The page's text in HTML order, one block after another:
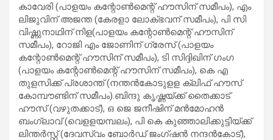
കാവേരി (പാളയം കന്റോണ്‍മെന്റ് ഹൗസിന് സമീപം), എം
ലിജുവിന് അജന്ത (കേരളാ ലോക്ഭവന് സമീപം), പി സി
വിഷ്ണുനാഥിന് നിള(പാളയം കന്റോണ്‍മെന്റ് ഹൗസിന്
സമീപം), റോജി എം ജോണിന് ഗ്രേസ് (പാളയം
കന്റോണ്‍മെന്റ് ഹൗസിന് സമീപം), ടി സിദ്ദിഖിന് ഗംഗ
(പാളയം കന്റോണ്‍മെന്റ് ഹൗസിന് സമീപം), കെ എ
തുളസിക്ക് പ്രശാന്ത് (നന്തന്‍കോടുളള ക്ലിഫ് ഹൗസ്
കോമ്പൗണ്ടിന് സമീപം).ബിന്ദു കൃഷ്ണയ്ക്ക് തൈക്കാട്
ഹൗസ് (വഴുതക്കാട്), ഒ ജെ ജനീഷിന് മന്‍മോഹന്‍
ബംഗ്ലാവ് (വെളളയമ്പലം), പി കെ കുഞ്ഞാലിക്കുട്ടിയ്ക്ക്
ലിന്തര്‍സ്റ്റ് (ദേവസ്വം ബോര്‍ഡ് ജംഗ്ഷന്‍ നന്ദന്‍കോട്),